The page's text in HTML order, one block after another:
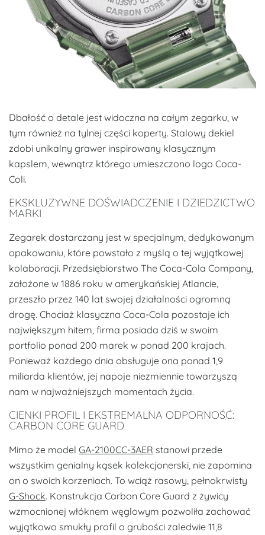
Dbałość o detale jest widoczna na całym zegarku, w
tym również na tylnej części koperty. Stalowy dekiel
zdobi unikalny grawer inspirowany klasycznym
kapslem, wewnątrz którego umieszczono logo Coca-
Coli.
EKSKLUZYWNE DOŚWIADCZENIE I DZIEDZICTWO
MARKI
Zegarek dostarczany jest w specjalnym, dedykowanym
opakowaniu, które powstało z myślą o tej wyjątkowej
kolaboracji. Przedsiębiorstwo The Coca-Cola Company,
założone w 1886 roku w amerykańskiej Atlancie,
przeszło przez 140 lat swojej działalności ogromną
drogę. Chociaż klasyczna Coca-Cola pozostaje ich
największym hitem, firma posiada dziś w swoim
portfolio ponad 200 marek w ponad 200 krajach.
Ponieważ każdego dnia obsługuje ona ponad 1,9
miliarda klientów, jej napoje niezmiennie towarzyszą
nam w najważniejszych momentach życia.
CIENKI PROFIL I EKSTREMALNA ODPORNOŚĆ:
CARBON CORE GUARD
Mimo że model GA-2100CC-3AER stanowi przede
wszystkim genialny kąsek kolekcjonerski, nie zapomina
on o swoich korzeniach. To wciąż rasowy, pełnokrwisty
G-Shock. Konstrukcja Carbon Core Guard z żywicy
wzmocnionej włóknem węglowym pozwoliła zachować
wyjątkowo smukły profil o grubości zaledwie 11,8